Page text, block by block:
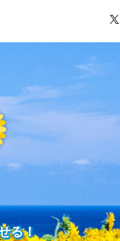
る！